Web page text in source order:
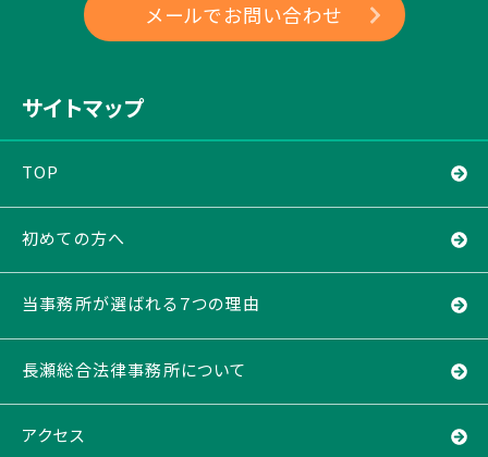
メールでお問い合わせ
サイトマップ
TOP
初めての方へ
当事務所が選ばれる７つの理由
長瀬総合法律事務所について
アクセス